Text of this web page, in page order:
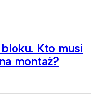
Kto musi
montaż?